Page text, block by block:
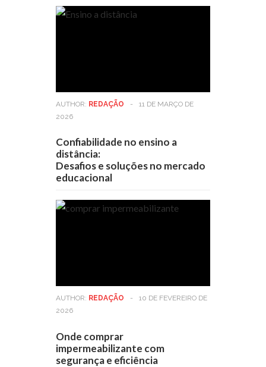
AUTHOR: REDAÇÃO -
11 DE MARÇO DE
2026
Confiabilidade no ensino a
distância:
Desafios e soluções no mercado
educacional
AUTHOR: REDAÇÃO -
10 DE FEVEREIRO DE
2026
Onde comprar
impermeabilizante com
segurança e eficiência